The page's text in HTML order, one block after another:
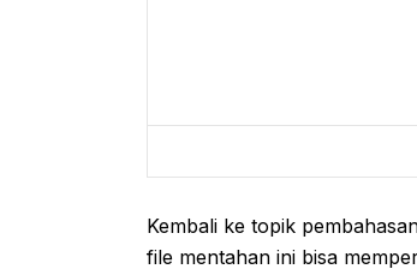
Kembali ke topik
file mentahan ini bisa